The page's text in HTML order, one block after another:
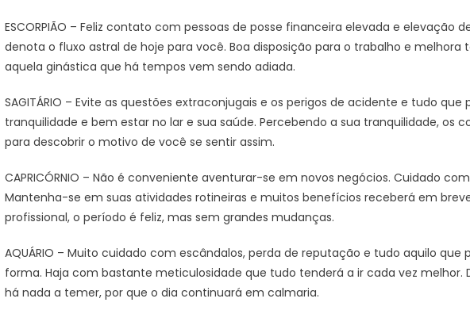
ESCORPIÃO – Feliz contato com pessoas de posse financeira elevada e elevação
denota o fluxo astral de hoje para você. Boa disposição para o trabalho e melhora
aquela ginástica que há tempos vem sendo adiada.
SAGITÁRIO – Evite as questões extraconjugais e os perigos de acidente e tudo que
tranquilidade e bem estar no lar e sua saúde. Percebendo a sua tranquilidade, os
para descobrir o motivo de você se sentir assim.
CAPRICÓRNIO – Não é conveniente aventurar-se em novos negócios. Cuidado
Mantenha-se em suas atividades rotineiras e muitos benefícios receberá em
profissional, o período é feliz, mas sem grandes mudanças.
AQUÁRIO – Muito cuidado com escândalos, perda de reputação e tudo aquilo que
forma. Haja com bastante meticulosidade que tudo tenderá a ir cada vez melhor.
há nada a temer, por que o dia continuará em calmaria.